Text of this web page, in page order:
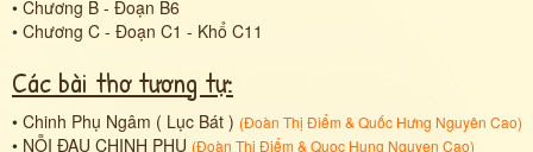
• Chương B - Đoạn B6
• Chương C - Đoạn C1 - Khổ C11
Các bài thơ tương tự:
• Chinh Phụ Ngâm ( Lục Bát ) (Đoàn Thị Điểm & Quốc Hưng Nguyên Cao)
• NỖI ĐAU CHINH PHỤ (Đoàn Thị Điểm & Quoc Hung Nguyen Cao)